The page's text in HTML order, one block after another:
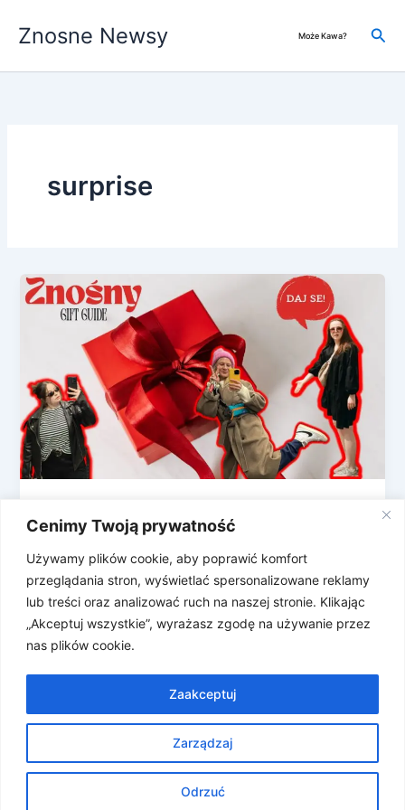
Cenimy Twoją prywatność
Używamy plików cookie, aby poprawić komfort
przeglądania stron, wyświetlać spersonalizowane reklamy
lub treści oraz analizować ruch na naszej stronie. Klikając
„Akceptuj wszystkie”, wyrażasz zgodę na używanie przez
nas plików cookie.
Zarządzaj
Odrzuć
Zaakceptuj
Znosne Newsy Może Kawa?
surprise
(niekoniecznie technologiczny)
Zdaniem redakcji wszyscy powinniśmy świętować
Dzień Dziecka, bo dlaczego nie. Dlatego
przygotowaliśmy dzieciowy poradnik zakupowy, ale
nie dla Waszego dziecka, […]
Prawa autorskie © 2026 Znosne Newsy | Obsługiwane przez
Motyw Astra WordPress